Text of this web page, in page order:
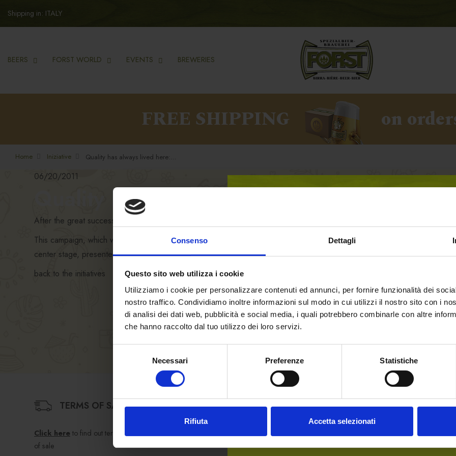
Welcome to our website.
Are you of legal drinking
Consenso Dettagli
Questo sito web utilizza i cookie
Utilizziamo i cookie per personalizzare contenuti ed annunci, per fornire funzionalità dei
nostro traffico. Condividiamo inoltre informazioni sul modo in cui utilizzi il nostro sito con i
di analisi dei dati web, pubblicità e social media, i quali potrebbero combinarle con altre
che hanno raccolto dal tuo utilizzo dei loro servizi.
Necessari Preferenze Statistiche
Rifiuta Accetta selezionati
Shipping in: ITALY
BEERS FORST WORLD EVENTS BREWERIES
FREE SHIPPING on
Home Iniziative Quality has always lived here: spring version
06/20/2011
Quality has always lived here: spring version
After the great success of the winter “
This campaign, which will only appear in print, aims to highlight the beauty of the South Tyrol region in the warmer
center stage, presented against a backdrop ofSouth Tyrol’sgreen, unspoiled nature.
back to the initiatives
TERMS OF SALE
Click here to find out terms and conditions
of sale
DO YOU NEED ANY HELP?
Contact usor call us from Monday to Friday
For general information: